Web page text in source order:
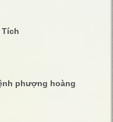
Tích
phượng hoàng